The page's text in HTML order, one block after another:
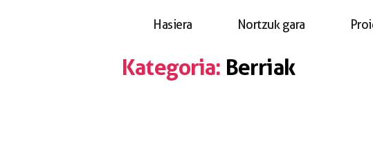
Hasiera Nortzuk gara
Kategoria: Berriak